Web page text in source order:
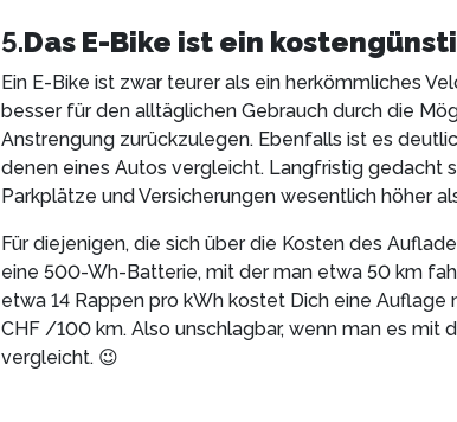
5.Das E-Bike ist ein
Ein E-Bike ist zwar teurer als ein herkömmliches
besser für den alltäglichen Gebrauch durch die
Anstrengung zurückzulegen. Ebenfalls ist es
denen eines Autos vergleicht. Langfristig gedacht
Parkplätze und Versicherungen wesentlich höher
Für diejenigen, die sich über die Kosten des
eine 500-Wh-Batterie, mit der man etwa 50 km
etwa 14 Rappen pro kWh kostet Dich eine Auflage
CHF /100 km. Also unschlagbar, wenn man es mit
vergleicht. 😉